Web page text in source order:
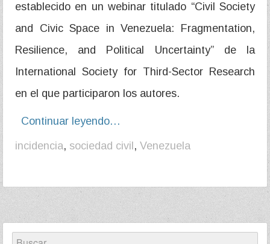
establecido en un webinar titulado “Civil Society
and Civic Space in Venezuela: Fragmentation,
Resilience, and Political Uncertainty” de la
International Society for Third-Sector Research
en el que participaron los autores.
Continuar leyendo…
incidencia, sociedad civil , Venezuela